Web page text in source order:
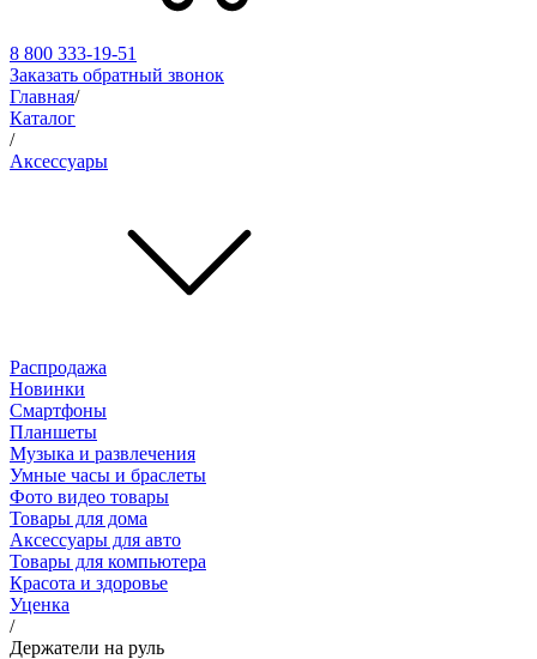
8 800 333-19-51
Заказать обратный звонок
Главная/
Каталог
/
Аксессуары
Распродажа
Новинки
Смартфоны
Планшеты
Музыка и развлечения
Умные часы и браслеты
Фото видео товары
Товары для дома
Аксессуары для авто
Товары для компьютера
Красота и здоровье
Уценка
/
Держатели на руль